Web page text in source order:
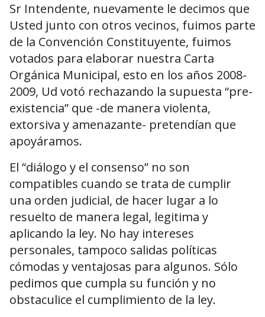
Sr Intendente, nuevamente le decimos que
Usted junto con otros vecinos, fuimos parte
de la Convención Constituyente, fuimos
votados para elaborar nuestra Carta
Orgánica Municipal, esto en los años 2008-
2009, Ud votó rechazando la supuesta “pre-
existencia” que -de manera violenta,
extorsiva y amenazante- pretendían que
apoyáramos.
El “diálogo y el consenso” no son
compatibles cuando se trata de cumplir
una orden judicial, de hacer lugar a lo
resuelto de manera legal, legitima y
aplicando la ley. No hay intereses
personales, tampoco salidas políticas
cómodas y ventajosas para algunos. Sólo
pedimos que cumpla su función y no
obstaculice el cumplimiento de la ley.